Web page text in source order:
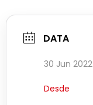
DATA
30 Jun 2022
Desde